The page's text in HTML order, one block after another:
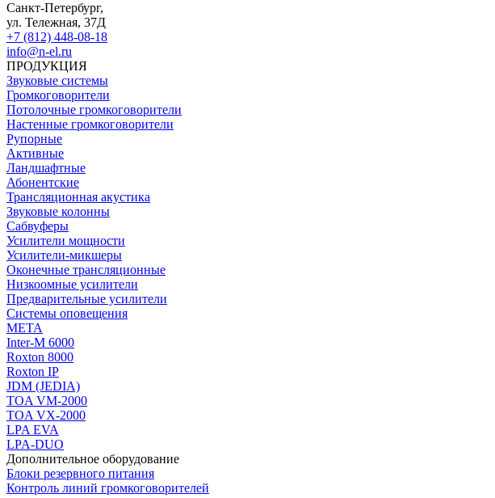
Санкт-Петербург,
ул. Тележная, 37Д
+7 (812) 448-08-18
info@n-el.ru
ПРОДУКЦИЯ
Звуковые системы
Громкоговорители
Потолочные громкоговорители
Настенные громкоговорители
Рупорные
Активные
Ландшафтные
Абонентские
Трансляционная акустика
Звуковые колонны
Сабвуферы
Усилители мощности
Усилители-микшеры
Оконечные трансляционные
Низкоомные усилители
Предварительные усилители
Системы оповещения
МЕТА
Inter-M 6000
Roxton 8000
Roxton IP
JDM (JEDIA)
TOA VM-2000
TOA VX-2000
LPA EVA
LPA-DUO
Дополнительное оборудование
Блоки резервного питания
Контроль линий громкоговорителей